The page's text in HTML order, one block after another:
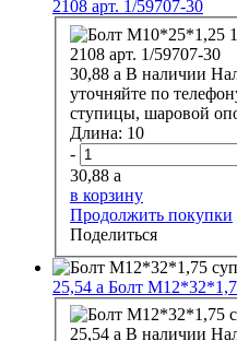
2108 арт. 1/59707-30
30,88 a В наличии
уточняйте по
Длина: 10
-
30,88 a
в корзину
Продолжить покупки
Поделиться
25,54 a Болт
25,54 a В наличии